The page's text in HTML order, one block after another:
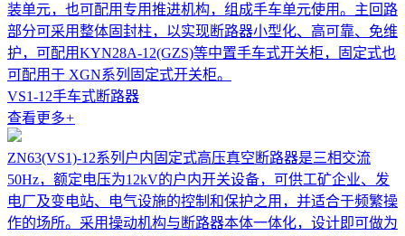
装单元，也可配用专用推进机构，组成手车单元使用。主回路
部分可采用整体固封柱，以实现断路器小型化、高可靠、免维
护，可配用KYN28A-12(GZS)等中置手车式开关柜，固定式也
可配用于 XGN系列固定式开关柜。
VS1-12手车式断路器
查看更多+
ZN63(VS1)-12系列户内固定式高压真空断路器是三相交流
50Hz，额定电压为12kV的户内开关设备，可供工矿企业、发
电厂及变电站、电气设施的控制和保护之用，并适合于频繁操
作的场所。采用操动机构与断路器本体一体化，设计即可做为